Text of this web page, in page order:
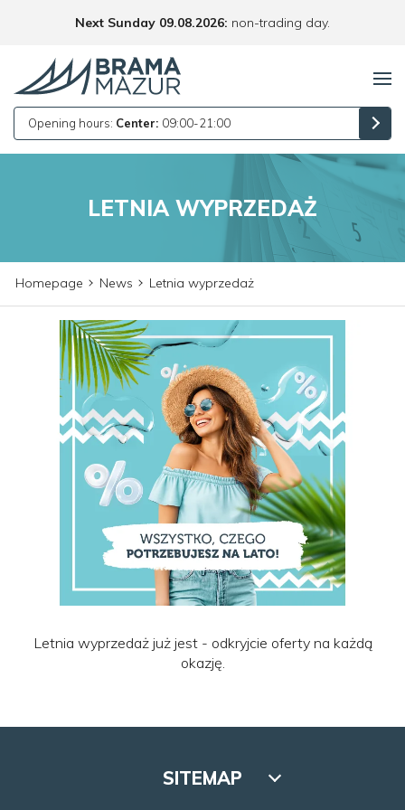
Next Sunday 09.08.2026: non-trading day.
Opening hours: Center: 09:00-21:00
LETNIA WYPRZEDAŻ
Homepage News Letnia wyprzedaż
Letnia wyprzedaż już jest - odkryjcie oferty na każdą
okazję.
SITEMAP